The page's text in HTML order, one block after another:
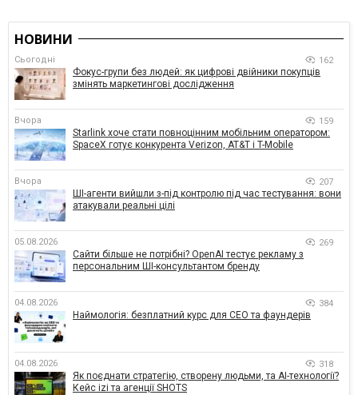
НОВИНИ
Сьогодні 162
Фокус-групи без людей: як цифрові двійники покупців
змінять маркетингові дослідження
Вчора 159
Starlink хоче стати повноцінним мобільним оператором:
SpaceX готує конкурента Verizon, AT&T і T-Mobile
Вчора 207
ШІ-агенти вийшли з-під контролю під час тестування: вони
атакували реальні цілі
05.08.2026 269
Сайти більше не потрібні? OpenAI тестує рекламу з
персональним ШІ-консультантом бренду
04.08.2026 384
Наймологія: безплатний курс для CEO та фаундерів
04.08.2026 318
Як поєднати стратегію, створену людьми, та AI-технології?
Кейс izi та агенції SHOTS